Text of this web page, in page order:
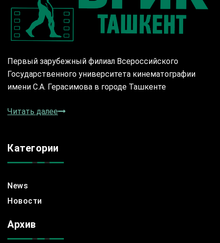
Первый зарубежный филиал Всероссийского
Государственного университета кинематографии
имени С.А. Герасимова в городе Ташкенте
Читать далее
Категории
News
Новости
Архив